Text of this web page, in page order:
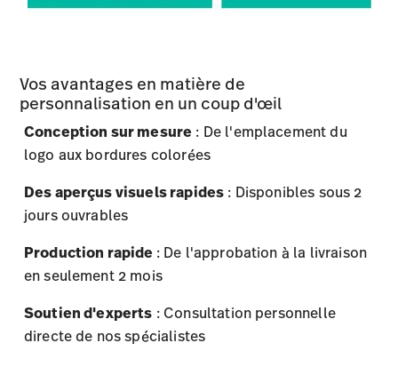
Des aperçus visuels rapides : Disponibles sous 2
jours ouvrables
Production rapide: De l'approbation à la livraison
en seulement 2 mois
Soutien d'experts: Consultation personnelle
directe de nos spécialistes